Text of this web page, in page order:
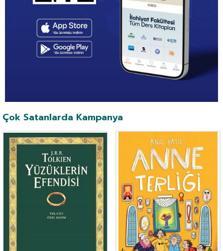
Çok Satanlarda Kampanya